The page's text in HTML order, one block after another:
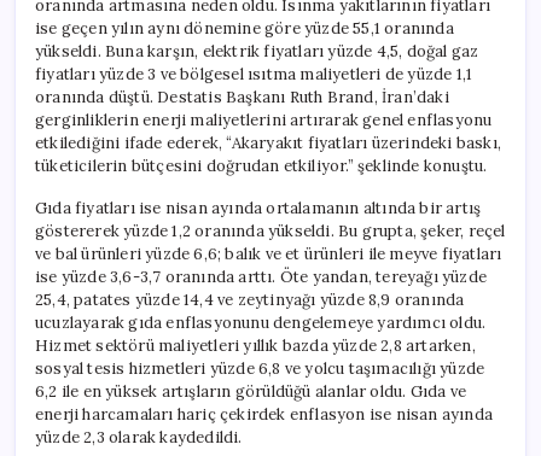
oranında artmasına neden oldu. Isınma yakıtlarının fiyatları
ise geçen yılın aynı dönemine göre yüzde 55,1 oranında
yükseldi. Buna karşın, elektrik fiyatları yüzde 4,5, doğal gaz
fiyatları yüzde 3 ve bölgesel ısıtma maliyetleri de yüzde 1,1
oranında düştü. Destatis Başkanı Ruth Brand, İran’daki
gerginliklerin enerji maliyetlerini artırarak genel enflasyonu
etkilediğini ifade ederek, “Akaryakıt fiyatları üzerindeki baskı,
tüketicilerin bütçesini doğrudan etkiliyor.” şeklinde konuştu.
Gıda fiyatları ise nisan ayında ortalamanın altında bir artış
göstererek yüzde 1,2 oranında yükseldi. Bu grupta, şeker, reçel
ve bal ürünleri yüzde 6,6; balık ve et ürünleri ile meyve fiyatları
ise yüzde 3,6-3,7 oranında arttı. Öte yandan, tereyağı yüzde
25,4, patates yüzde 14,4 ve zeytinyağı yüzde 8,9 oranında
ucuzlayarak gıda enflasyonunu dengelemeye yardımcı oldu.
Hizmet sektörü maliyetleri yıllık bazda yüzde 2,8 artarken,
sosyal tesis hizmetleri yüzde 6,8 ve yolcu taşımacılığı yüzde
6,2 ile en yüksek artışların görüldüğü alanlar oldu. Gıda ve
enerji harcamaları hariç çekirdek enflasyon ise nisan ayında
yüzde 2,3 olarak kaydedildi.